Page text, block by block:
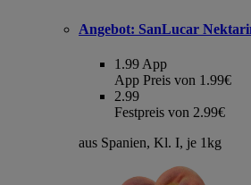
Angebot: SanLucar
1.99 App
App Preis von 1.99€
2.99
Festpreis von 2.99€
aus Spanien, Kl. I, je 1kg